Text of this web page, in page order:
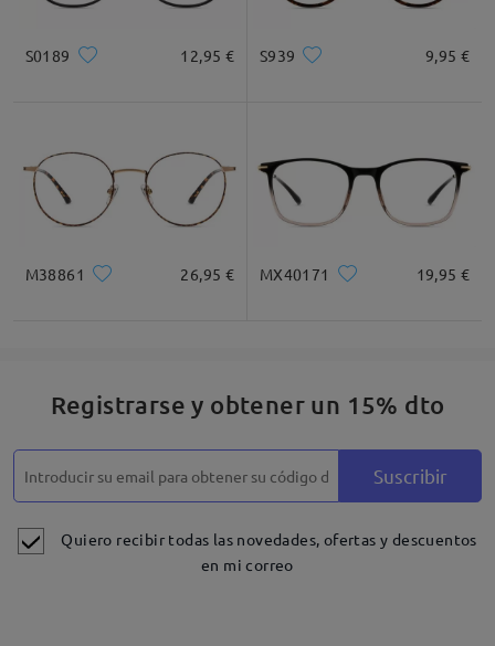
S0189 12,95 € S939 9,95 €
M38861 26,95 € MX40171 19,95 €
Registrarse y obtener un 15% dto
Suscribir
Quiero recibir todas las novedades, ofertas y descuentos
en mi correo